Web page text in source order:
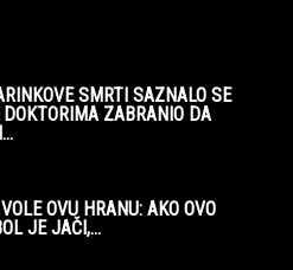
SMRTI SAZNALO SE
ZABRANIO DA
OVU HRANU: AKO OVO
JE JAČI,...